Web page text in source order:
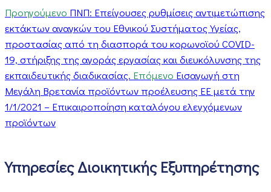
Προηγούμενο ΠΝΠ: Επείγουσες ρυθμίσεις αντιμετώπισης
εκτάκτων αναγκών του Εθνικού Συστήματος Υγείας,
προστασίας από τη διασπορά του κορωνοϊού COVID-
19, στήριξης της αγοράς εργασίας και διευκόλυνσης της
εκπαιδευτικής διαδικασίας. Επόμενο Εισαγωγή στη
Μεγάλη Βρετανία προϊόντων προέλευσης ΕΕ μετά την
1/1/2021 – Επικαιροποίηση καταλόγου ελεγχόμενων
προϊόντων
Υπηρεσίες Διοικητικής Εξυπηρέτησης